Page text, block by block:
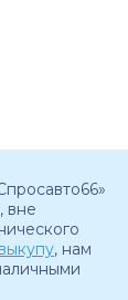
вне
, нам